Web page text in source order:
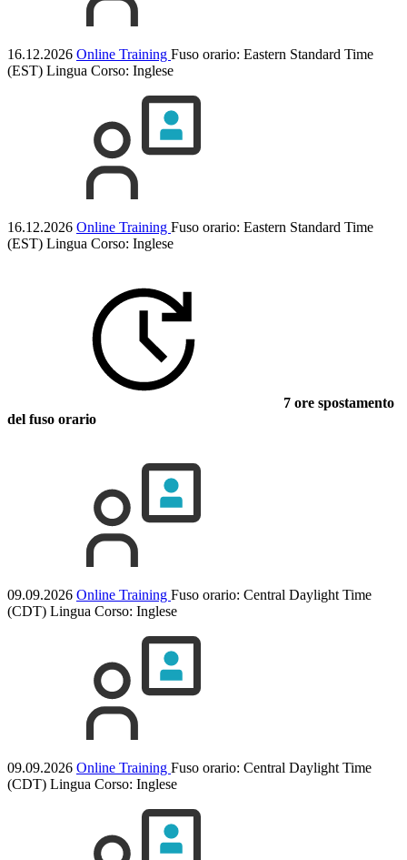
16.12.2026 Online Training Fuso orario: Eastern Standard Time
(EST) Lingua Corso: Inglese
16.12.2026 Online Training Fuso orario: Eastern Standard Time
(EST) Lingua Corso: Inglese
7 ore spostamento
del fuso orario
09.09.2026 Online Training Fuso orario: Central Daylight Time
(CDT) Lingua Corso: Inglese
09.09.2026 Online Training Fuso orario: Central Daylight Time
(CDT) Lingua Corso: Inglese